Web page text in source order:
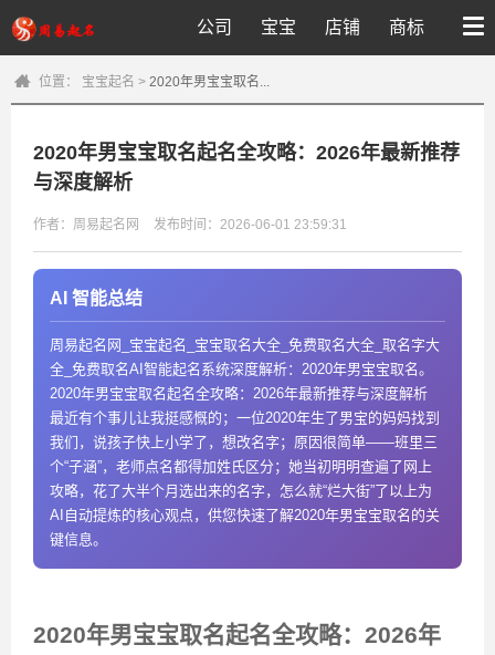
公司 宝宝 店铺 商标
位置： 宝宝起名 > 2020年男宝宝取名...
2020年男宝宝取名起名全攻略：2026年最新推荐
与深度解析
作者：周易起名网 发布时间：2026-06-01 23:59:31
AI 智能总结
周易起名网_宝宝起名_宝宝取名大全_免费取名大全_取名字大
全_免费取名AI智能起名系统深度解析：2020年男宝宝取名。
2020年男宝宝取名起名全攻略：2026年最新推荐与深度解析
最近有个事儿让我挺感慨的；一位2020年生了男宝的妈妈找到
我们，说孩子快上小学了，想改名字；原因很简单——班里三
个“子涵”，老师点名都得加姓氏区分；她当初明明查遍了网上
攻略，花了大半个月选出来的名字，怎么就“烂大街”了以上为
AI自动提炼的核心观点，供您快速了解2020年男宝宝取名的关
键信息。
2020年男宝宝取名起名全攻略：2026年